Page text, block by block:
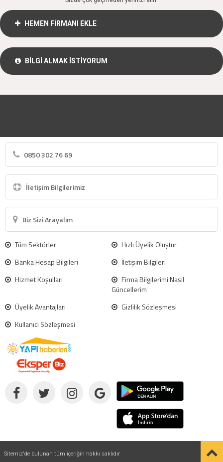
HEMEN FİRMANI EKLE
BİLGİ ALMAK İSTİYORUM
0850 302 76 69
İletişim Bilgilerimiz
Biz Sizi Arayalım
Tüm Sektörler
Hızlı Üyelik Oluştur
Banka Hesap Bilgileri
İletişim Bilgileri
Hizmet Koşulları
Firma Bilgilerimi Nasıl
Güncellerim
Üyelik Avantajları
Gizlilik Sözleşmesi
Kullanıcı Sözleşmesi
Sitemiz'de bulunan tüm içeriğin hakkı saklıdır